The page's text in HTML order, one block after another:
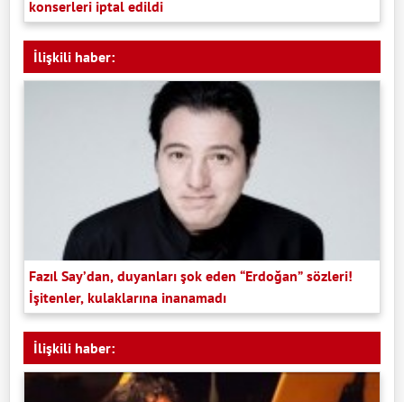
konserleri iptal edildi
İlişkili haber:
Fazıl Say’dan, duyanları şok eden “Erdoğan” sözleri!
İşitenler, kulaklarına inanamadı
İlişkili haber: